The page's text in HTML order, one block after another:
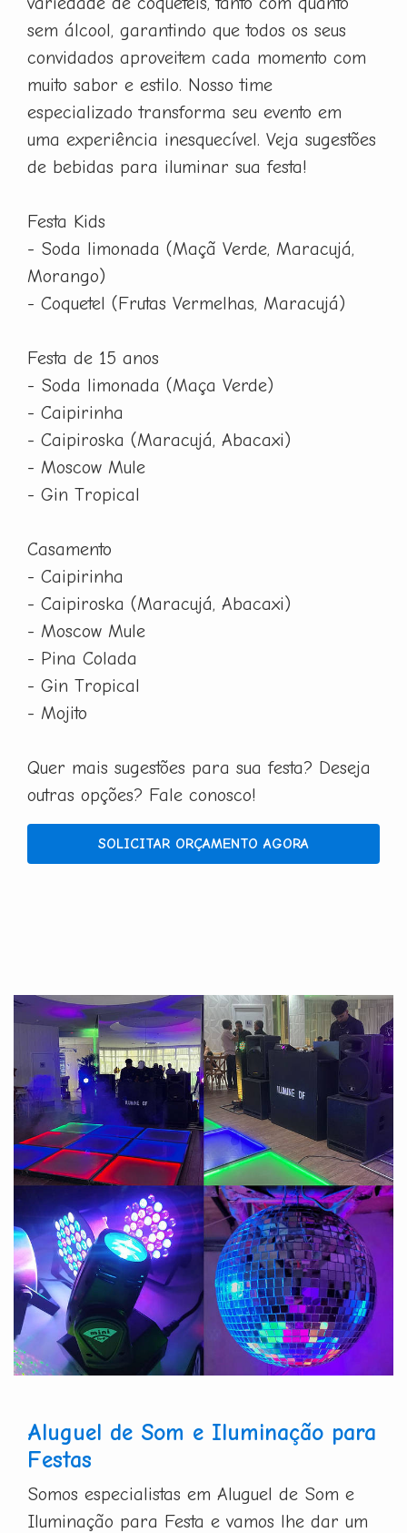
sem álcool, garantindo que todos os seus
convidados aproveitem cada momento com
muito sabor e estilo. Nosso time
especializado transforma seu evento em
uma experiência inesquecível. Veja sugestões
de bebidas para iluminar sua festa!
Festa Kids
- Soda limonada (Maçã Verde, Maracujá,
Morango)
- Coquetel (Frutas Vermelhas, Maracujá)
Festa de 15 anos
- Soda limonada (Maça Verde)
- Caipirinha
- Caipiroska (Maracujá, Abacaxi)
- Moscow Mule
- Gin Tropical
Casamento
- Caipirinha
- Caipiroska (Maracujá, Abacaxi)
- Moscow Mule
- Pina Colada
- Gin Tropical
- Mojito
Quer mais sugestões para sua festa? Deseja
outras opções? Fale conosco!
SOLICITAR ORÇAMENTO AGORA
Aluguel de Som e Iluminação para
Festas
Somos especialistas em Aluguel de Som e
Iluminação para Festa e vamos lhe dar um